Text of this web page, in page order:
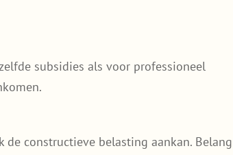
subsidies als voor professioneel
constructieve belasting aankan.